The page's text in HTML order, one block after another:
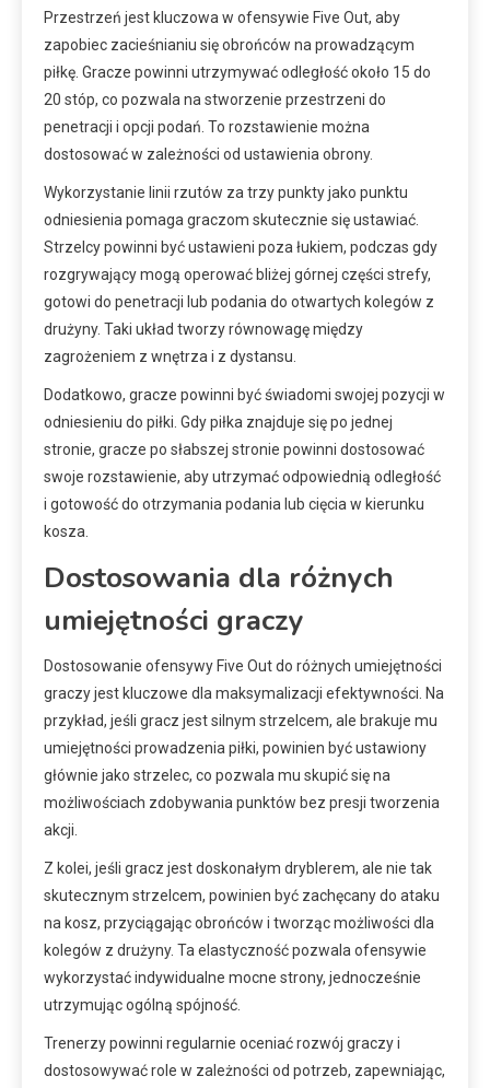
Przestrzeń jest kluczowa w ofensywie Five Out, aby
zapobiec zacieśnianiu się obrońców na prowadzącym
piłkę. Gracze powinni utrzymywać odległość około 15 do
20 stóp, co pozwala na stworzenie przestrzeni do
penetracji i opcji podań. To rozstawienie można
dostosować w zależności od ustawienia obrony.
Wykorzystanie linii rzutów za trzy punkty jako punktu
odniesienia pomaga graczom skutecznie się ustawiać.
Strzelcy powinni być ustawieni poza łukiem, podczas gdy
rozgrywający mogą operować bliżej górnej części strefy,
gotowi do penetracji lub podania do otwartych kolegów z
drużyny. Taki układ tworzy równowagę między
zagrożeniem z wnętrza i z dystansu.
Dodatkowo, gracze powinni być świadomi swojej pozycji w
odniesieniu do piłki. Gdy piłka znajduje się po jednej
stronie, gracze po słabszej stronie powinni dostosować
swoje rozstawienie, aby utrzymać odpowiednią odległość
i gotowość do otrzymania podania lub cięcia w kierunku
kosza.
Dostosowania dla różnych
umiejętności graczy
Dostosowanie ofensywy Five Out do różnych umiejętności
graczy jest kluczowe dla maksymalizacji efektywności. Na
przykład, jeśli gracz jest silnym strzelcem, ale brakuje mu
umiejętności prowadzenia piłki, powinien być ustawiony
głównie jako strzelec, co pozwala mu skupić się na
możliwościach zdobywania punktów bez presji tworzenia
akcji.
Z kolei, jeśli gracz jest doskonałym dryblerem, ale nie tak
skutecznym strzelcem, powinien być zachęcany do ataku
na kosz, przyciągając obrońców i tworząc możliwości dla
kolegów z drużyny. Ta elastyczność pozwala ofensywie
wykorzystać indywidualne mocne strony, jednocześnie
utrzymując ogólną spójność.
Trenerzy powinni regularnie oceniać rozwój graczy i
dostosowywać role w zależności od potrzeb, zapewniając,